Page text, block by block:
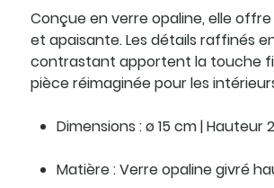
Conçue en verre opaline, elle
et apaisante. Les détails raffinés
contrastant apportent la touche
pièce réimaginée pour les
Dimensions : ø 15 cm | Hauteur
Matière : Verre opaline givré